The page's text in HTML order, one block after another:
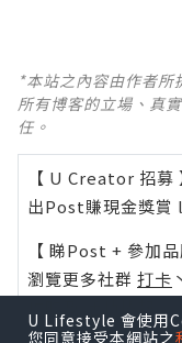
*本站之內容由作者
所有博客的立場、真
任。
【 U Creator 招募
出Post賺現金獎賞 l
【 睇Post + 參加品
瀏覽更多社群 打卡
活動情報
U Lifestyle 會使用
您同意接受本網站之